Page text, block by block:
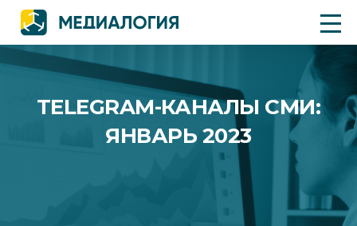
TELEGRAM-КАНАЛЫ СМИ:
ЯНВАРЬ 2023